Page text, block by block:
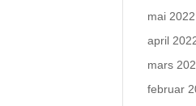
mai 2022
april
mars
februar